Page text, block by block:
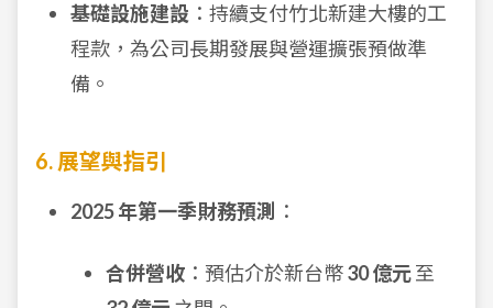
基礎設施建設 ：持續支付竹北新建大樓的工
程款，為公司長期發展與營運擴張預做準
備。
6. 展望與指引
2025 年第一季財務預測 ：
合併營收 ：預估介於新台幣30 億元至